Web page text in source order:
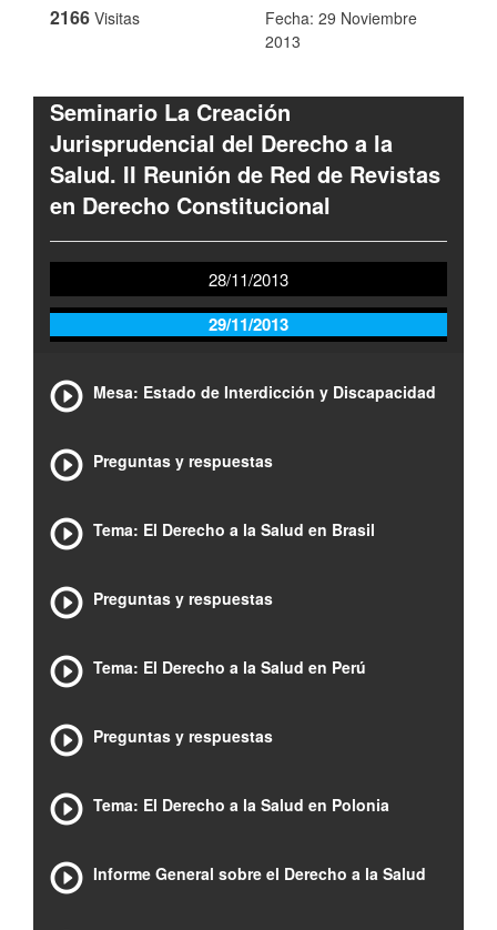
2166 Visitas
Fecha: 29 Noviembre
2013
Seminario La Creación
Jurisprudencial del Derecho a la
Salud. II Reunión de Red de Revistas
en Derecho Constitucional
28/11/2013
29/11/2013
Mesa: Estado de Interdicción y Discapacidad
Preguntas y respuestas
Tema: El Derecho a la Salud en Brasil
Preguntas y respuestas
Tema: El Derecho a la Salud en Perú
Preguntas y respuestas
Tema: El Derecho a la Salud en Polonia
Informe General sobre el Derecho a la Salud